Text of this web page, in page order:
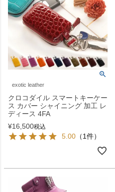
exotic leather
クロコダイル スマートキーケー
ス カバー シャイニング 加工 レ
ディース 4FA
¥16,500税込
5.00 （1件）